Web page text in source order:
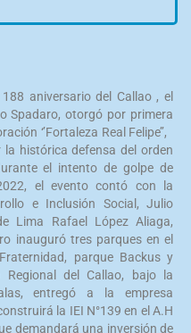
aniversario del Callao , el
Spadaro, otorgó por primera
‘’Fortaleza Real Felipe’’,
histórica defensa del orden
el intento de golpe de
el evento contó con la
e Inclusión Social, Julio
Lima Rafael López Aliaga,
inauguró tres parques en el
parque Backus y
del Callao, bajo la
entregó a la empresa
la IEI N°139 en el A.H
demandará una inversión de